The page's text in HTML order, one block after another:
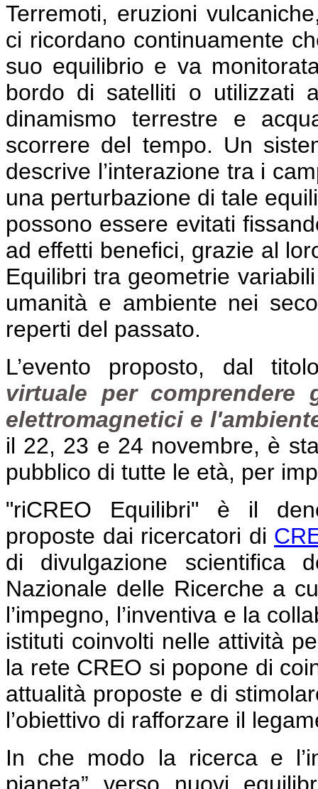
Terremoti, eruzioni
ci ricordano continuamente
suo equilibrio e va
bordo di satelliti o utilizzati
dinamismo terrestre e
scorrere del tempo. Un
descrive l’interazione tra i
una perturbazione di tale
possono essere evitati
ad effetti benefici, grazie al
Equilibri tra geometrie
umanità e ambiente nei
reperti del passato.
L’evento proposto, dal
virtuale per
elettromagnetici e
il 22, 23 e 24 novembre, è
pubblico di tutte le età, per
"riCREO Equilibri" è il
proposte dai ricercatori di
di divulgazione scientifica
Nazionale delle Ricerche a
l’impegno, l’inventiva e la
istituti coinvolti nelle attività
la rete CREO si popone di
attualità proposte e di
l’obiettivo di rafforzare il
In che modo la ricerca e